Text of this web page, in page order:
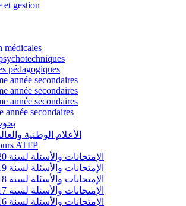
et gestion
médicales
pédagogiques
année secondaires
année secondaires
année secondaires
année secondaires
الأعلام الوطنية
ATFP
الإمتحانات والأسئلة لسنة 2020
الإمتحانات والأسئلة لسنة 2019
الإمتحانات والأسئلة لسنة 2018
الإمتحانات والأسئلة لسنة 2017
الإمتحانات والأسئلة لسنة 2016